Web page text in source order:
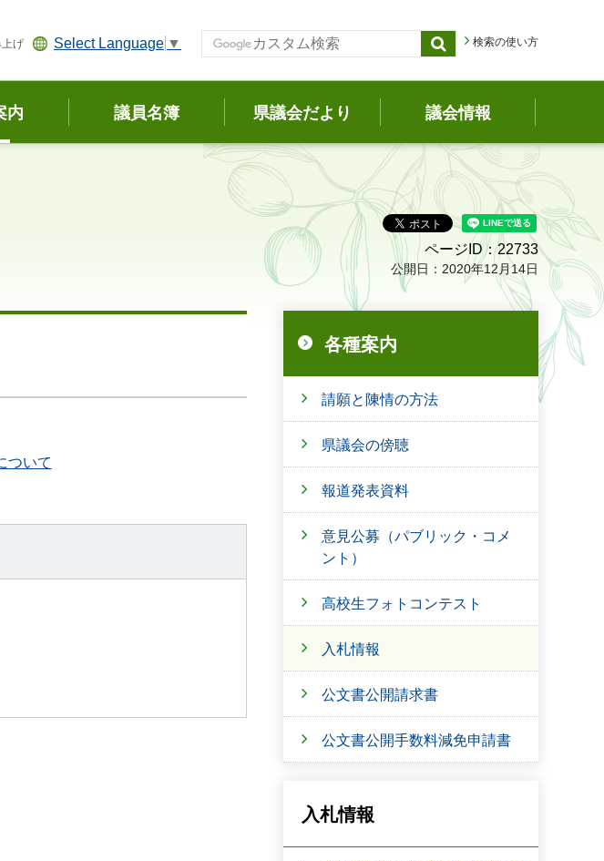
げ Select Language ▼ 検索の使い方
内 議員名簿 県議会だより 議会情報
ページID：22733
公開日：2020年12月14日
ついて
各種案内
請願と陳情の方法
県議会の傍聴
報道発表資料
意見公募（パブリック・コメ
ント）
高校生フォトコンテスト
入札情報
公文書公開請求書
公文書公開手数料減免申請書
入札情報